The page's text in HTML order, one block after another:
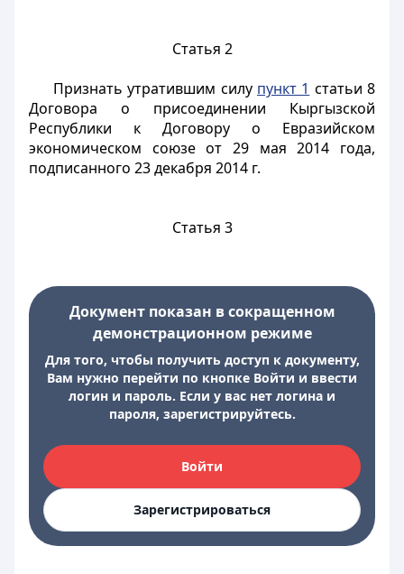
Статья 2
Признать утратившим силу пункт 1 статьи 8
Договора о присоединении Кыргызской
Республики к Договору о Евразийском
экономическом союзе от 29 мая 2014 года,
подписанного 23 декабря 2014 г.
Статья 3
Документ показан в сокращенном
демонстрационном режиме
Для того, чтобы получить доступ к документу,
Вам нужно перейти по кнопке Войти и ввести
логин и пароль. Если у вас нет логина и
пароля, зарегистрируйтесь.
Войти
Зарегистрироваться